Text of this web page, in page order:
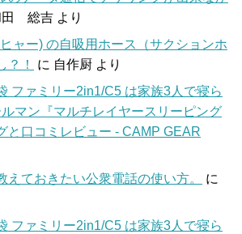
田 総吉 より
ャー) の自吸用ホース（サクションホ
？！
に 自作厨 より
ファミリー2in1/C5 は家族3人で寝ら
ルマン『マルチレイヤースリーピング
と口コミレビュー - CAMP GEAR
えておきたい公衆電話の使い方。
に
ファミリー2in1/C5 は家族3人で寝ら